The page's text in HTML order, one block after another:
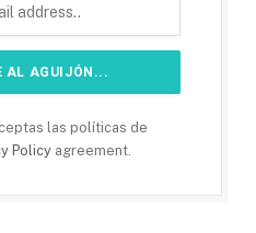
las políticas de
Policy agreement.